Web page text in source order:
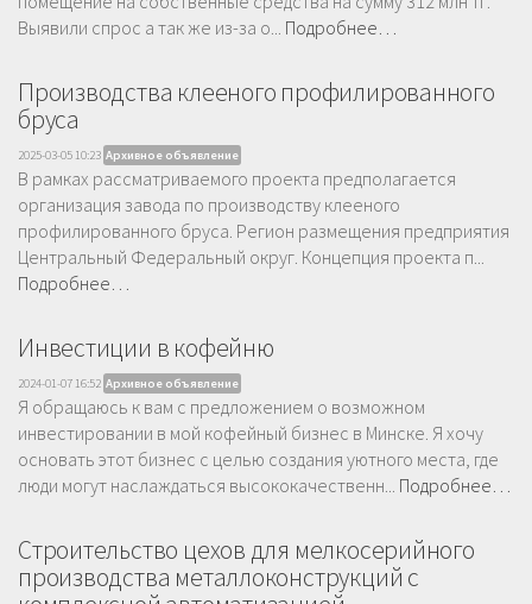
Выявили спрос а так же из-за о... Подробнее…
Производства клееного профилированного
бруса
2025-03-05 10:23 Архивное объявление
В рамках рассматриваемого проекта предполагается
организация завода по производству клееного
профилированного бруса. Регион размещения предприятия
Центральный Федеральный округ. Концепция проекта п...
Подробнее…
Инвестиции в кофейню
2024-01-07 16:52 Архивное объявление
Я обращаюсь к вам с предложением о возможном
инвестировании в мой кофейный бизнес в Минске. Я хочу
основать этот бизнес с целью создания уютного места, где
люди могут наслаждаться высококачественн... Подробнее…
Cтроительство цехов для мелкосерийного
производства металлоконструкций с